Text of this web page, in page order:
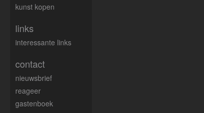
kunst kopen
links
interessante links
contact
nieuwsbrief
reageer
gastenboek